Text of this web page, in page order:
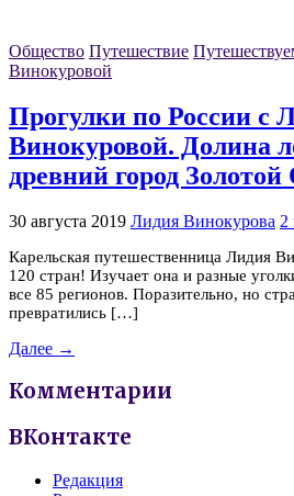
Общество Путешествие
Винокуровой
Прогулки по России с
Винокуровой. Долина
древний город
30 августа 2019 Лидия Винокурова 2
Карельская путешественница Лидия
120 стран! Изучает она и разные
все 85 регионов. Поразительно, но
превратились […]
Далее →
Комментарии
ВКонтакте
Редакция